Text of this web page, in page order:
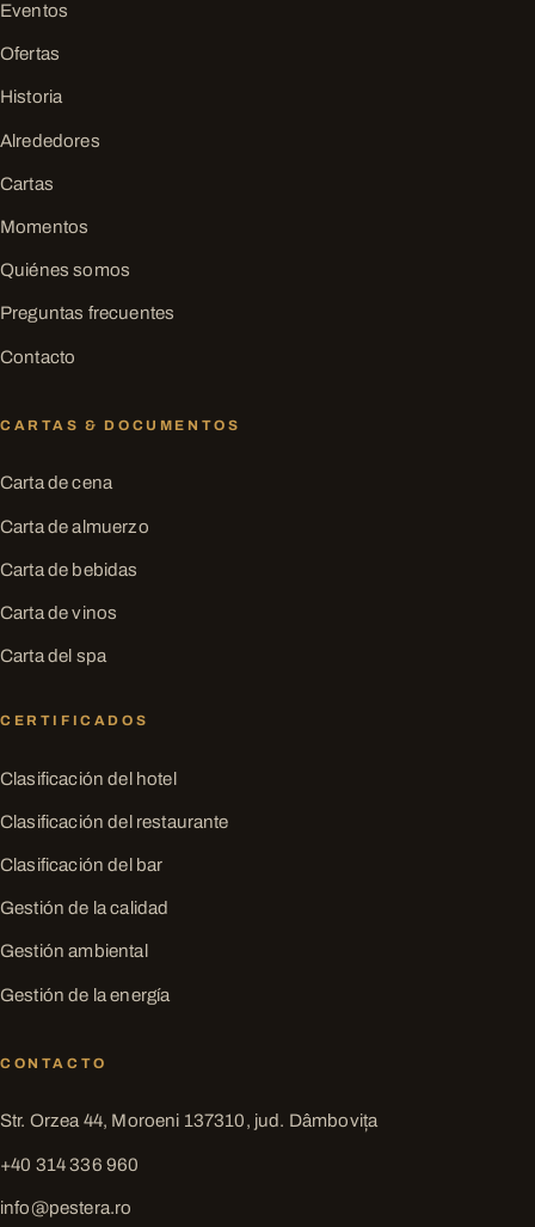
Eventos
Ofertas
Historia
Alrededores
Cartas
Momentos
Quiénes somos
Preguntas frecuentes
Contacto
CARTAS & DOCUMENTOS
Carta de cena
Carta de almuerzo
Carta de bebidas
Carta de vinos
Carta del spa
CERTIFICADOS
Clasificación del hotel
Clasificación del restaurante
Clasificación del bar
Gestión de la calidad
Gestión ambiental
Gestión de la energía
CONTACTO
Str. Orzea 44, Moroeni 137310, jud. Dâmbovița
+40 314 336 960
info@pestera.ro